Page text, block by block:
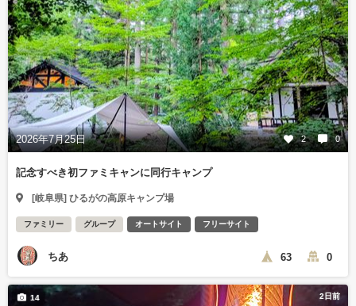
2026年7月25日 2 0
記念すべき初ファミキャンに同行キャンプ
[岐阜県] ひるがの高原キャンプ場
ファミリー グループ オートサイト フリーサイト
ちあ 63 0
2日前
14